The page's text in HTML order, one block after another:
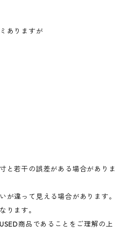
ありますが
と若干の誤差がある場合がありま
違って見える場合があります。
ります。
商品であることをご理解の上